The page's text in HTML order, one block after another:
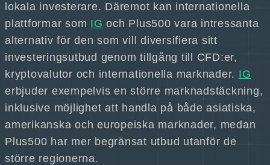
lokala investerare. Däremot kan internationella
plattformar som IG och Plus500 vara intressanta
alternativ för den som vill diversifiera sitt
investeringsutbud genom tillgång till CFD:er,
kryptovalutor och internationella marknader. IG
erbjuder exempelvis en större marknadstäckning,
inklusive möjlighet att handla på både asiatiska,
amerikanska och europeiska marknader, medan
Plus500 har mer begränsat utbud utanför de
större regionerna.